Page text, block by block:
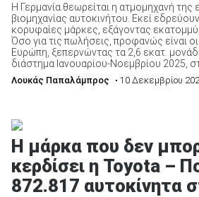
Η Γερμανία θεωρείται η ατμομηχανή της
βιομηχανίας αυτοκινήτου. Εκεί
κορυφαίες μάρκες, εξάγοντας
Όσο για τις πωλήσεις, προφανώς είναι
Ευρώπη, ξεπερνώντας τα 2,6 εκατ.
διάστημα Ιανουαρίου-Νοεμβρίου 2025,
Λουκάς Παπαλάμπρος • 10 Δεκεμβρίου
Η μάρκα που δεν
κερδίσει η Toyota –
872.817 αυτοκίνητα